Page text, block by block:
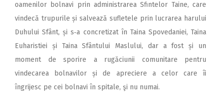
oamenilor bolnavi prin administrarea Sfintelor Taine, care
vindecă trupurile și salvează sufletele prin lucrarea harului
Duhului Sfânt, și s‑a concretizat în Taina Spovedaniei, Taina
Euharistiei și Taina Sfântului Maslului, dar a fost și un
moment de sporire a rugăciunii comunitare pentru
vindecarea bolnavilor și de apreciere a celor care îi
îngrijesc pe cei bolnavi în spitale, şi nu numai.